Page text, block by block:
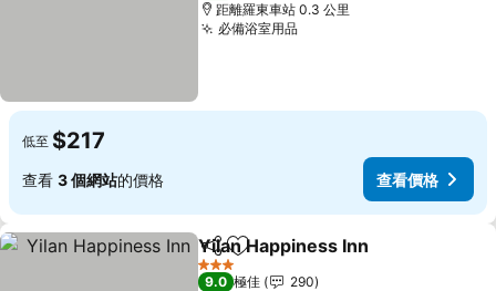
距離羅東車站 0.3 公里
必備浴室用品查看價格
低至 $217
查看 3 個網站的價格 查看價格
分享 放到收藏夾
Yilan Happiness Inn
3 星級
9.0 極佳
290